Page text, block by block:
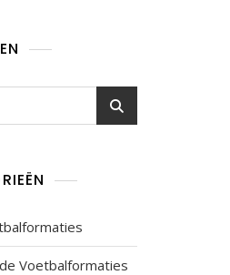
Voetbalformaties